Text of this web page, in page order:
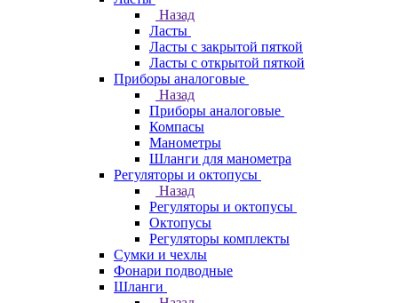
Назад
Ласты
Ласты с закрытой пяткой
Ласты с открытой пяткой
Приборы аналоговые
Назад
Приборы аналоговые
Компасы
Манометры
Шланги для манометра
Регуляторы и октопусы
Назад
Регуляторы и октопусы
Октопусы
Регуляторы комплекты
Сумки и чехлы
Фонари подводные
Шланги